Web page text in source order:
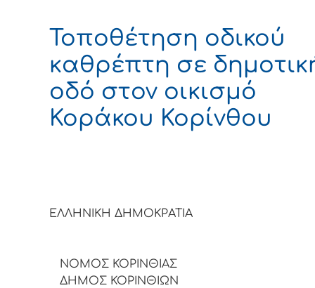
Τοποθέτηση οδικού
καθρέπτη σε
οδό στον οικισμό
Κοράκου Κορίνθου
ΕΛΛΗΝΙΚΗ ΔΗΜΟΚΡΑΤΙΑ
ΝΟΜΟΣ ΚΟΡΙΝΘΙΑΣ
ΔΗΜΟΣ ΚΟΡΙΝΘΙΩΝ